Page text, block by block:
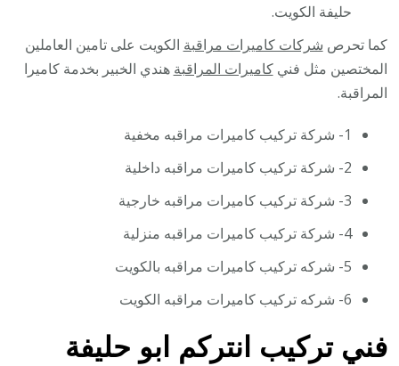
حليفة الكويت.
كما تحرص شركات كاميرات مراقبة الكويت على تامين العاملين
المختصين مثل فنيكاميرات المراقبة هندي الخبير بخدمة كاميرا
المراقبة.
1- شركة تركيب كاميرات مراقبه مخفية
2- شركة تركيب كاميرات مراقبه داخلية
3- شركة تركيب كاميرات مراقبه خارجية
4- شركة تركيب كاميرات مراقبه منزلية
5- شركه تركيب كاميرات مراقبه بالكويت
6- شركه تركيب كاميرات مراقبه الكويت
فني تركيب انتركم ابو حليفة